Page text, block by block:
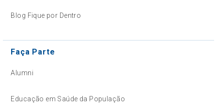
Blog Fique por Dentro
Faça Parte
Alumni
Educação em Saúde da População